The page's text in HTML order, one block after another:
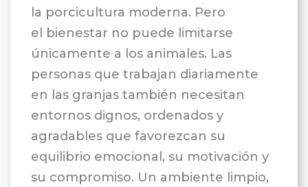
la porcicultura moderna. Pero
el bienestar no puede limitarse
únicamente a los animales. Las
personas que trabajan diariamente
en las granjas también necesitan
entornos dignos, ordenados y
agradables que favorezcan su
equilibrio emocional, su motivación y
su compromiso. Un ambiente limpio,